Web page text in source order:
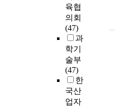
육협
의회
(47)
과
학기
술부
(47)
한
국산
업자